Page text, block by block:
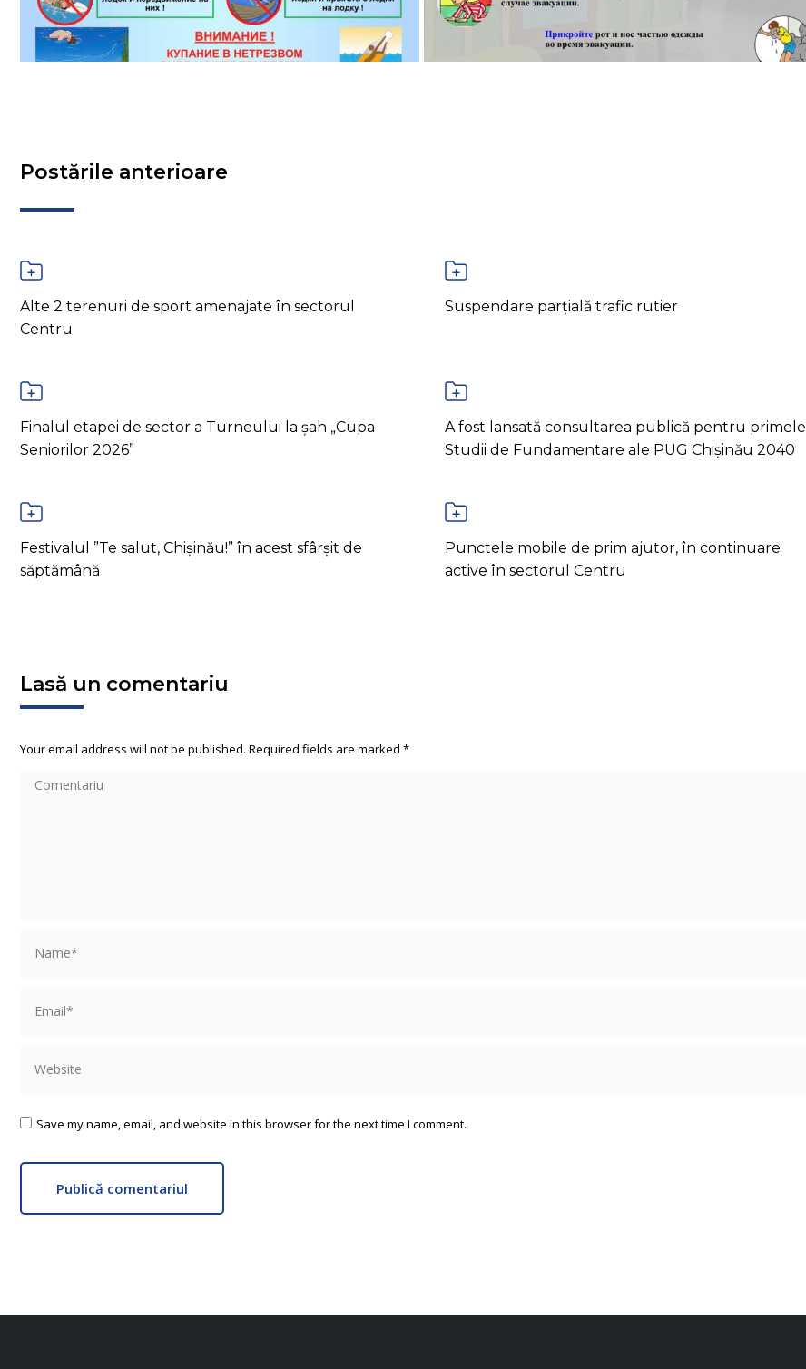
Postările anterioare
Alte 2 terenuri de sport amenajate în sectorul
Centru
Suspendare parțială trafic rutier
Finalul etapei de sector a Turneului la șah „Cupa
Seniorilor 2026”
A fost lansată consultarea publică pentru primele
Studii de Fundamentare ale PUG Chișinău 2040
Festivalul ”Te salut, Chișinău!” în acest sfârșit de
săptămână
Punctele mobile de prim ajutor, în continuare
active în sectorul Centru
Lasă un comentariu
Your email address will not be published. Required fields are marked *
Comentariu
Save my name, email, and website in this browser for the next time I comment.
Publică comentariul